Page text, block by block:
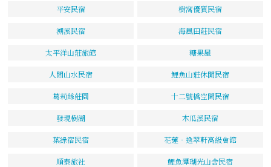
平安民宿 樹窩優質民宿
溯溪民宿 海風田莊民宿
太平洋山莊旅館 糖果屋
人間山水民宿 鯉魚山莊休閒民宿
葛莉絲莊園 十二號橋空間民宿
發現樹湖 木瓜溪民宿
葉綠宿民宿 花蓮‧逸翠軒高級會館
順泰旅社 鯉魚潭瑚光山舍民宿